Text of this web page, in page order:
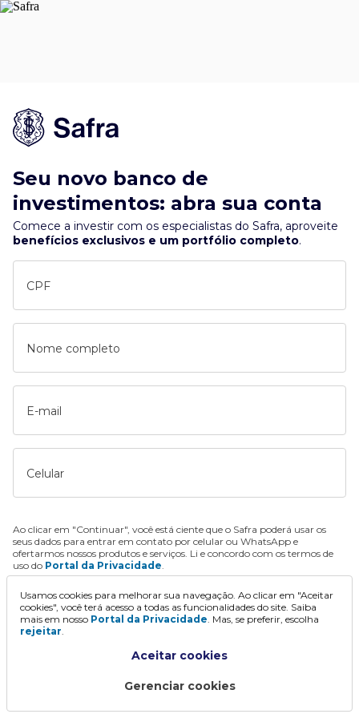
Seu novo banco de
investimentos: abra sua conta
Comece a investir com os especialistas do Safra, aproveite
benefícios exclusivos e um portfólio completo.
CPF
Nome completo
E-mail
Celular
Ao clicar em "Continuar", você está ciente que o Safra poderá usar os
seus dados para entrar em contato por celular ou WhatsApp e
ofertarmos nossos produtos e serviços. Li e concordo com os termos de
uso do Portal da Privacidade.
Continuar
Usamos cookies para melhorar sua navegação. Ao clicar em "Aceitar
cookies", você terá acesso a todas as funcionalidades do site. Saiba
mais em nosso Portal da Privacidade. Mas, se preferir, escolha
rejeitar.
Aceitar cookies
Gerenciar cookies